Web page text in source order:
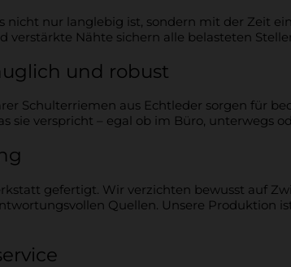
nur langlebig ist, sondern mit der Zeit
verstärkte Nähte sichern alle belasteten
und robust
Schulterriemen aus Echtleder sorgen für
sie verspricht – egal ob im Büro, unterwegs
gefertigt. Wir verzichten bewusst auf
Quellen. Unsere Produktion
Trage dich jetzt in unseren Newsletter
verpasse keine Angebote und
Jetzt 10% sichern